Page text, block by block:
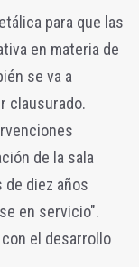
para que las
en materia de
se va a
clausurado.
de la sala
de diez años
en servicio".
el desarrollo